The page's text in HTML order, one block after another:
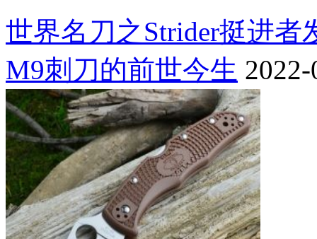
世界名刀之Strider挺进者
M9刺刀的前世今生